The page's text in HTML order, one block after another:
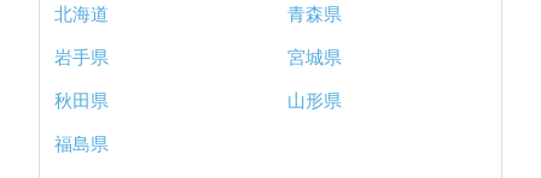
北海道
青森県
岩手県
宮城県
秋田県
山形県
福島県